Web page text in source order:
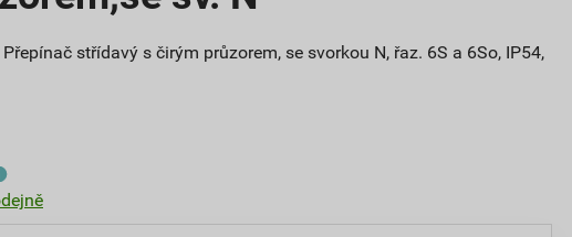
střídavý s čirým průzorem, se svorkou N, řaz. 6S a 6So, IP54,